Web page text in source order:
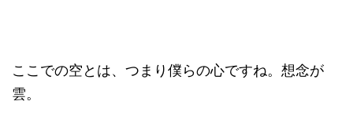
ここでの空とは、つまり僕らの心ですね。想念が
雲。